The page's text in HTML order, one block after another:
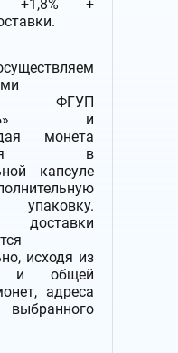
+1,8% +
ФГУП
и
монета
в
капсуле
доставки
исходя из
и общей
адреса